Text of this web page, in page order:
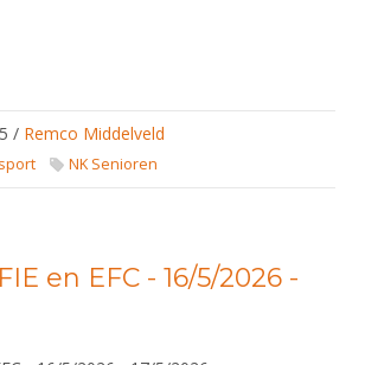
/ Remco Middelveld
NK Senioren
en EFC - 16/5/2026 -